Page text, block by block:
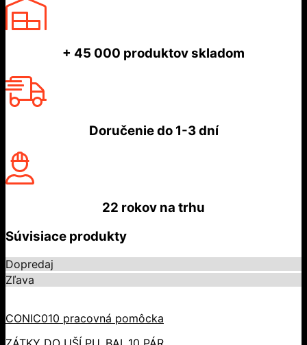
+ 45 000 produktov skladom
Doručenie do1-3 dní
22 rokov na trhu
Súvisiace produkty
Dopredaj
Zľava
CONIC010 pracovná pomôcka